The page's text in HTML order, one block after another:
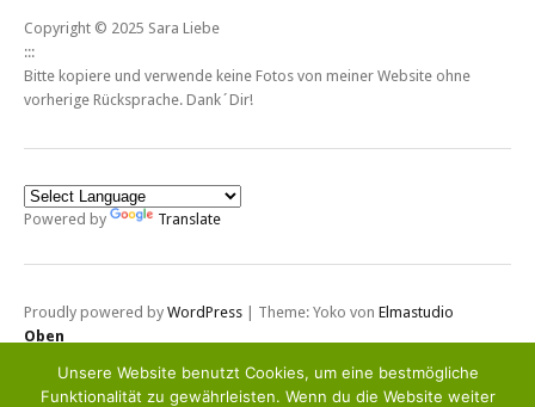
Copyright © 2025 Sara Liebe
:::
Bitte kopiere und verwende keine Fotos von meiner Website ohne
vorherige Rücksprache. Dank´Dir!
Powered by Translate
Proudly powered by WordPress Theme: Yoko von Elmastudio
Oben
Unsere Website benutzt Cookies, um eine bestmögliche
Funktionalität zu gewährleisten. Wenn du die Website weiter